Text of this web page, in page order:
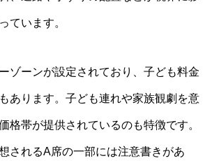
ています。
ゾーンが設定されており、子ども料金
あります。子ども連れや家族観劇を意
格帯が提供されているのも特徴です。
されるA席の一部には注意書きがあ